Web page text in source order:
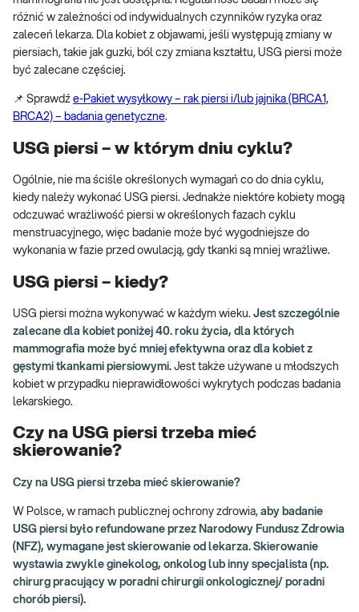
różnić w zależności od indywidualnych czynników ryzyka oraz
zaleceń lekarza. Dla kobiet z objawami, jeśli występują zmiany w
piersiach, takie jak guzki, ból czy zmiana kształtu, USG piersi może
być zalecane częściej.
📌 Sprawdź e-Pakiet wysyłkowy – rak piersi i/lub jajnika (BRCA1,
BRCA2) – badania genetyczne.
USG piersi – w którym dniu cyklu?
Ogólnie, nie ma ściśle określonych wymagań co do dnia cyklu,
kiedy należy wykonać USG piersi. Jednakże niektóre kobiety mogą
odczuwać wrażliwość piersi w określonych fazach cyklu
menstruacyjnego, więc badanie może być wygodniejsze do
wykonania w fazie przed owulacją, gdy tkanki są mniej wrażliwe.
USG piersi – kiedy?
USG piersi można wykonywać w każdym wieku. Jest szczególnie
zalecane dla kobiet poniżej 40. roku życia, dla których
mammografia może być mniej efektywna oraz dla kobiet z
gęstymi tkankami piersiowymi. Jest także używane u młodszych
kobiet w przypadku nieprawidłowości wykrytych podczas badania
lekarskiego.
Czy na USG piersi trzeba mieć
skierowanie?
Czy na USG piersi trzeba mieć skierowanie?
W Polsce, w ramach publicznej ochrony zdrowia, aby badanie
USG piersi było refundowane przez Narodowy Fundusz Zdrowia
(NFZ), wymagane jest skierowanie od lekarza. Skierowanie
wystawia zwykle ginekolog, onkolog lub inny specjalista (np.
chirurg pracujący w poradni chirurgii onkologicznej/ poradni
chorób piersi).